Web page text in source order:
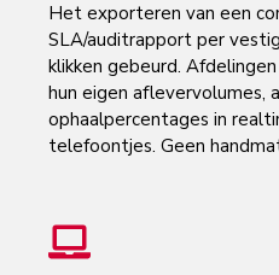
Het exporteren van een
SLA/auditrapport per
klikken gebeurd.
hun eigen aflevervolumes,
ophaalpercentages in
telefoontjes. Geen